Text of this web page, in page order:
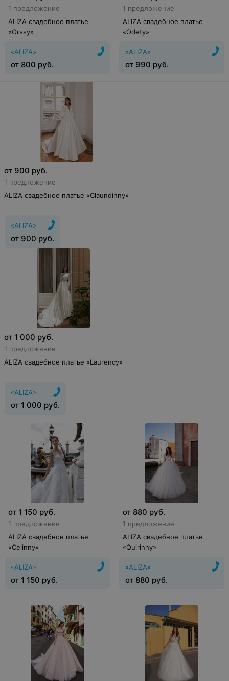
1 предложение
ALIZA свадебное платье
«Orssy»
«ALIZA»
от 800 руб.
1 предложение
ALIZA свадебное платье
«Odety»
«ALIZA»
от 990 руб.
от 900 руб.
1 предложение
ALIZA свадебное платье «Claundinny»
«ALIZA»
от 900 руб.
от 1 000 руб.
1 предложение
ALIZA свадебное платье «Laurency»
«ALIZA»
от 1 000 руб.
от 1 150 руб.
1 предложение
ALIZA свадебное платье
«Celinny»
«ALIZA»
от 1 150 руб.
от 880 руб.
1 предложение
ALIZA свадебное платье
«Quirinny»
«ALIZA»
от 880 руб.